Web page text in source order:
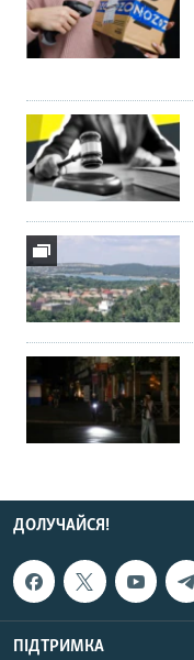
ДОЛУЧАЙСЯ!
ПІДТРИМКА